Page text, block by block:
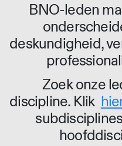
BNO-leden
deskundigheid,
Zoek onze
discipline. Klik